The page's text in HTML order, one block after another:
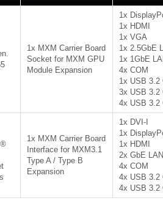
1x MXM Carrier Board
Socket for MXM GPU
Module Expansion
1x
1x HDMI
1x VGA
1x 2.5GbE
1x 1GbE
4x COM
1x USB 3.2
3x USB 3.2
4x USB 3.2
1x MXM Carrier Board
Interface for MXM3.1
Type A / Type B
Expansion
1x DVI-I
1x
1x HDMI
2x GbE LAN
4x COM
4x USB 3.2
4x USB 3.2